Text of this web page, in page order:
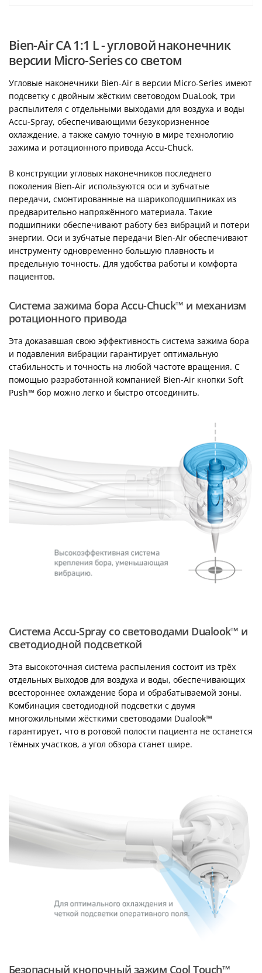
Bien-Air СА 1:1 L - угловой наконечник
версии Micro-Series со светом
Угловые наконечники Bien-Air в версии Micro-Series имеют
подсветку с двойным жёстким световодом DuaLook, три
распылителя с отдельными выходами для воздуха и воды
Accu-Spray, обеспечивающими безукоризненное
охлаждение, а также самую точную в мире технологию
зажима и ротационного привода Accu-Chuck.
В конструкции угловых наконечников последнего
поколения Bien-Air используются оси и зубчатые
передачи, смонтированные на шарикоподшипниках из
предварительно напряжённого материала. Такие
подшипники обеспечивают работу без вибраций и потери
энергии. Оси и зубчатые передачи Bien-Air обеспечивают
инструменту одновременно большую плавность и
предельную точность. Для удобства работы и комфорта
пациентов.
Система зажима бора Accu-Chuck™ и механизм
ротационного привода
Эта доказавшая свою эффективность система зажима бора
и подавления вибрации гарантирует оптимальную
стабильность и точность на любой частоте вращения. С
помощью разработанной компанией Bien-Air кнопки Soft
Push™ бор можно легко и быстро отсоединить.
Система Accu-Spray со световодами Dualook™ и
светодиодной подсветкой
Эта высокоточная система распыления состоит из трёх
отдельных выходов для воздуха и воды, обеспечивающих
всестороннее охлаждение бора и обрабатываемой зоны.
Комбинация светодиодной подсветки с двумя
многожильными жёсткими световодами Dualook™
гарантирует, что в ротовой полости пациента не останется
тёмных участков, а угол обзора станет шире.
Безопасный кнопочный зажим Cool Touch™